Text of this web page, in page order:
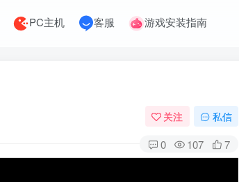
PC主机 客服 游戏安装指南
关注 私信
0 107 7